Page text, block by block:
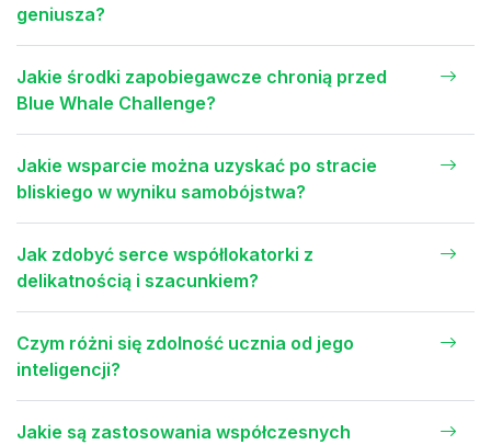
geniusza?
Jakie środki zapobiegawcze chronią przed
Blue Whale Challenge?
Jakie wsparcie można uzyskać po stracie
bliskiego w wyniku samobójstwa?
Jak zdobyć serce współlokatorki z
delikatnością i szacunkiem?
Czym różni się zdolność ucznia od jego
inteligencji?
Jakie są zastosowania współczesnych